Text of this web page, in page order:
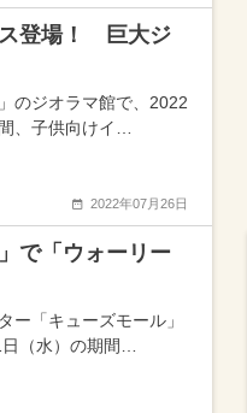
ス登場！ 巨大ジ
のジオラマ館で、2022
、子供向けイ…
2022年07月26日
で「ウォーリー
ー「キューズモール」
（水）の期間…